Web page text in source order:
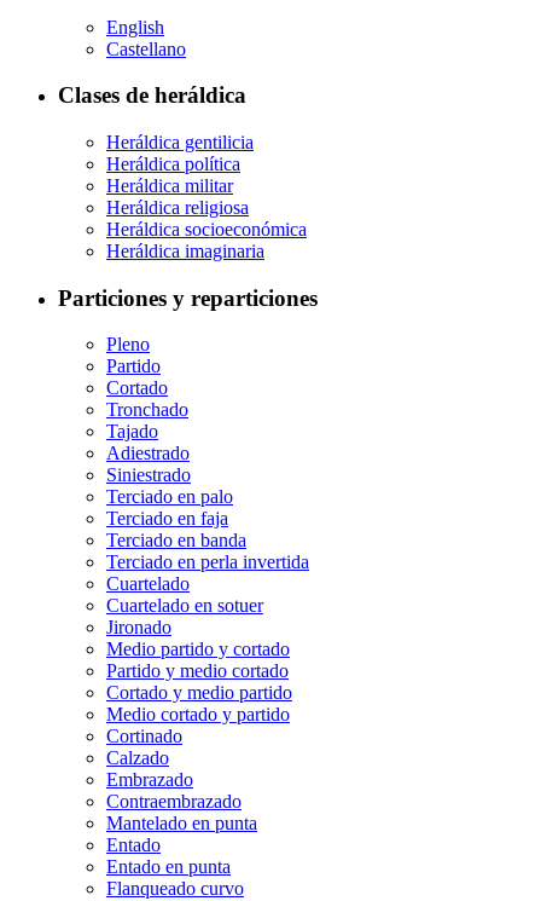
English
Castellano
Clases de heráldica
Heráldica gentilicia
Heráldica política
Heráldica militar
Heráldica religiosa
Heráldica socioeconómica
Heráldica imaginaria
Particiones y reparticiones
Pleno
Partido
Cortado
Tronchado
Tajado
Adiestrado
Siniestrado
Terciado en palo
Terciado en faja
Terciado en banda
Terciado en perla invertida
Cuartelado
Cuartelado en sotuer
Jironado
Medio partido y cortado
Partido y medio cortado
Cortado y medio partido
Medio cortado y partido
Cortinado
Calzado
Embrazado
Contraembrazado
Mantelado en punta
Entado
Entado en punta
Flanqueado curvo